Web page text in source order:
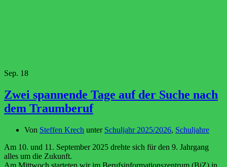
Sep. 18
Zwei spannende Tage auf der Suche nach
dem Traumberuf
Von Steffen Krech unter Schuljahr 2025/2026, Schuljahre
Am 10. und 11. September 2025 drehte sich für den 9. Jahrgang
alles um die Zukunft.